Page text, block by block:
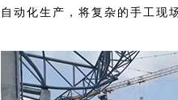
自动化生产，将复杂的手工现